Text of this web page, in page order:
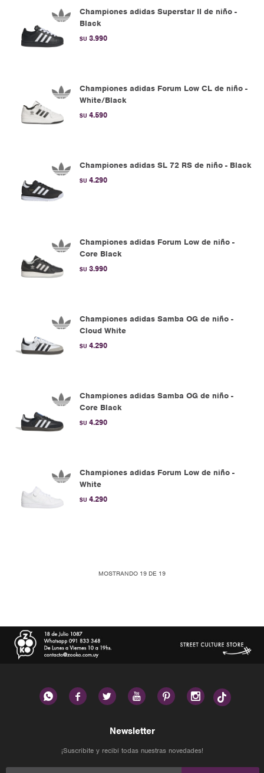
Championes adidas Superstar II de niño -
Black
$U 3.990
Championes adidas Forum Low CL de niño -
White/Black
$U 4.590
Championes adidas SL 72 RS de niño - Black
$U 4.290
Championes adidas Forum Low de niño -
Core Black
$U 3.990
Championes adidas Samba OG de niño -
Cloud White
$U 4.290
Championes adidas Samba OG de niño -
Core Black
$U 4.290
Championes adidas Forum Low de niño -
White
$U 4.290
MOSTRANDO 19 DE 19
     
Newsletter
¡Suscribite y recibí todas nuestras novedades!